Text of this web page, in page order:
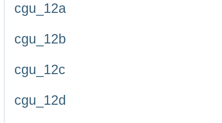
cgu_12a
cgu_12b
cgu_12c
cgu_12d